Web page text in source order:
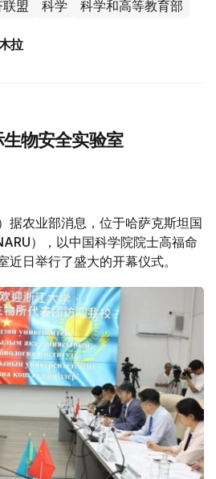
盟 科学 科学和高等教育部
拉
物安全实验室
据农业部消息，位于哈萨克斯坦国
），以中国科学院院士高福命
近日举行了盛大的开幕仪式。